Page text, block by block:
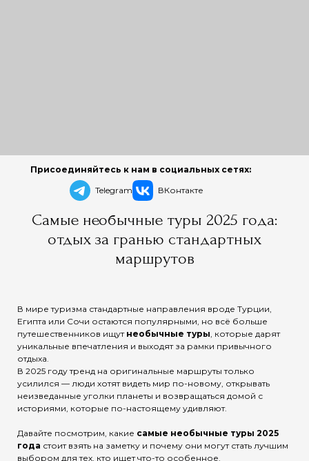
Самые необычные туры 2025 года:
отдых за гранью стандартных
маршрутов
В мире туризма стандартные направления вроде Турции,
Египта или Сочи остаются популярными, но всё больше
путешественников ищут необычные туры, которые дарят
уникальные впечатления и выходят за рамки привычного
отдыха.
В 2025 году тренд на оригинальные маршруты только
усилился — люди хотят видеть мир по-новому, открывать
неизведанные уголки планеты и возвращаться домой с
историями, которые по-настоящему удивляют.
Давайте посмотрим, какие самые необычные туры 2025
года стоит взять на заметку и почему они могут стать лучшим
выбором для тех, кто ищет что-то особенное.
Присоединяйтесь к нам в социальных сетях:
Telegram
ВКонтакте